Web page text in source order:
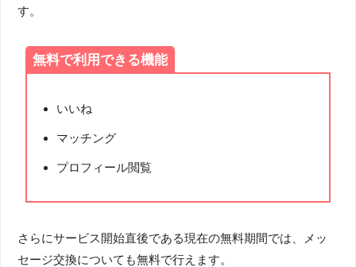
す。
無料で利用できる機能
いいね
マッチング
プロフィール閲覧
さらにサービス開始直後である現在の無料期間では、メッ
セージ交換についても無料で行えます。